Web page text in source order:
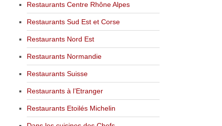
Restaurants Centre Rhône Alpes
Restaurants Sud Est et Corse
Restaurants Nord Est
Restaurants Normandie
Restaurants Suisse
Restaurants à l’Etranger
Restaurants Etoilés Michelin